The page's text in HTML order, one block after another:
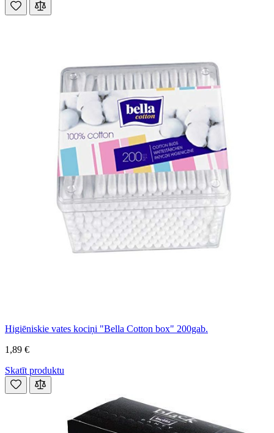
Higiēniskie vates kociņi "Bella Cotton box" 200gab.
1,89 €
Skatīt produktu